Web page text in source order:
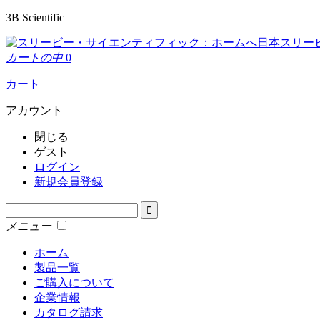
3B Scientific
日本スリー
カートの中 0
カート
アカウント
閉じる
ゲスト
ログイン
新規会員登録
メニュー
ホーム
製品一覧
ご購入について
企業情報
カタログ請求